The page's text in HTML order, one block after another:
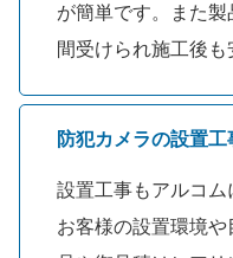
が簡単です。また
間受けられ施工後も
防犯カメラの設置工
設置工事もアルコム
お客様の設置環境